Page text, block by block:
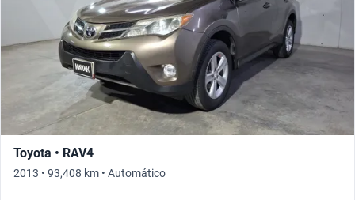
Toyota • RAV4
2013 • 93,408 km • Automático